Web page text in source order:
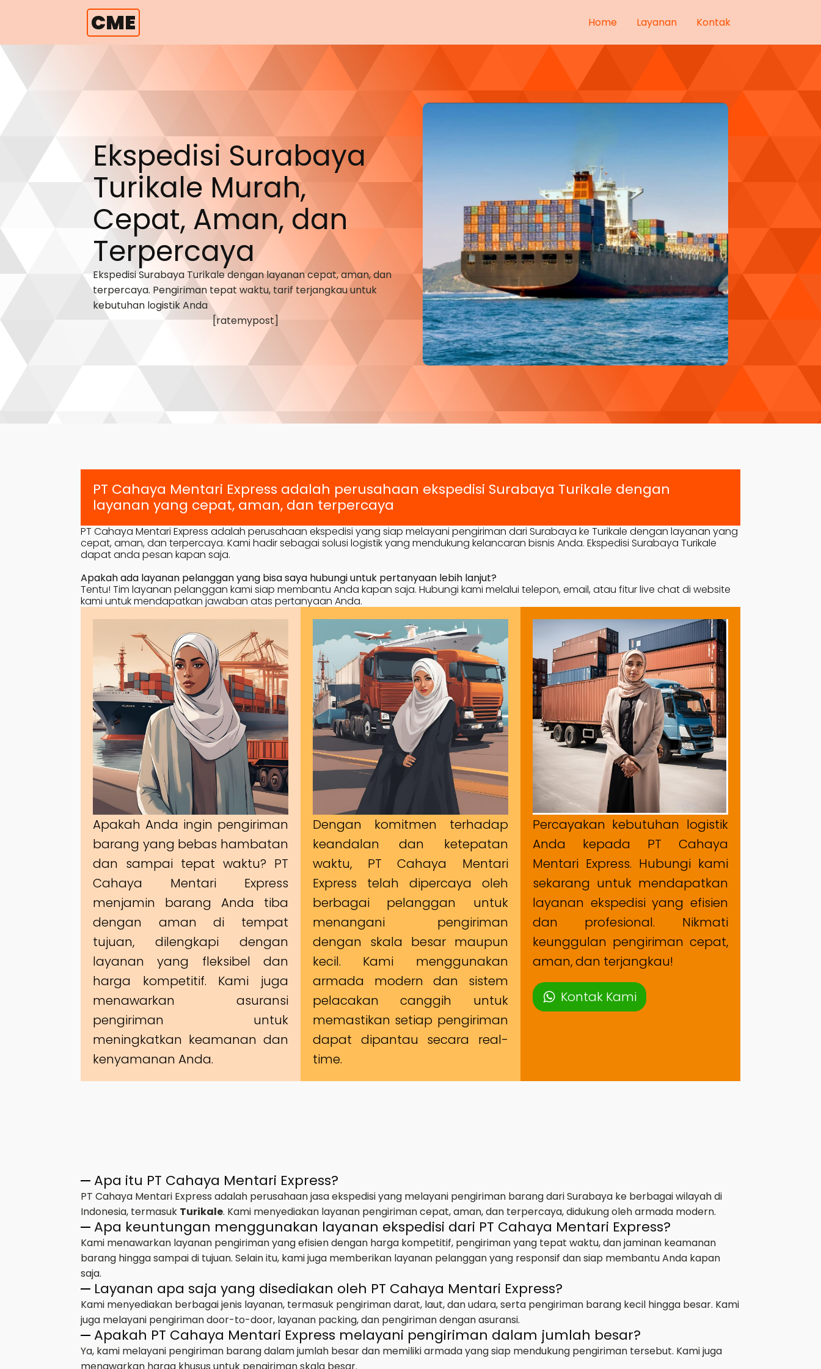
CME Home Layanan Kontak
Ekspedisi Surabaya
Turikale Murah,
Cepat, Aman, dan
Terpercaya
Ekspedisi Surabaya Turikaledengan layanan cepat, aman, dan
terpercaya. Pengiriman tepat waktu, tarif terjangkau untuk
kebutuhan logistik Anda
[ratemypost]
PT Cahaya Mentari Express adalah perusahaan ekspedisi Surabaya Turikale dengan
layanan yang cepat, aman, dan terpercaya
PT Cahaya Mentari Express adalah perusahaan ekspedisi yang siap melayani pengiriman dari Surabaya ke Turikale dengan layanan yang
cepat, aman, dan terpercaya. Kami hadir sebagai solusi logistik yang mendukung kelancaran bisnis Anda. Ekspedisi Surabaya Turikale
dapat anda pesan kapan saja.
Apakah ada layanan pelanggan yang bisa saya hubungi untuk pertanyaan lebih lanjut?
Tentu! Tim layanan pelanggan kami siap membantu Anda kapan saja. Hubungi kami melalui telepon, email, atau fitur live chat di website
kami untuk mendapatkan jawaban atas pertanyaan Anda.
Apakah Anda ingin pengiriman
barang yang bebas hambatan
dan sampai tepat waktu? PT
Cahaya Mentari Express
menjamin barang Anda tiba
dengan aman di tempat
tujuan, dilengkapi dengan
layanan yang fleksibel dan
harga kompetitif. Kami juga
menawarkan asuransi
pengiriman untuk
meningkatkan keamanan dan
kenyamanan Anda.
Dengan komitmen terhadap
keandalan dan ketepatan
waktu, PT Cahaya Mentari
Express telah dipercaya oleh
berbagai pelanggan untuk
menangani pengiriman
dengan skala besar maupun
kecil. Kami menggunakan
armada modern dan sistem
pelacakan canggih untuk
memastikan setiap pengiriman
dapat dipantau secara real-
time.
Percayakan kebutuhan logistik
Anda kepada PT Cahaya
Mentari Express. Hubungi kami
sekarang untuk mendapatkan
layanan ekspedisi yang efisien
dan profesional. Nikmati
keunggulan pengiriman cepat,
aman, dan terjangkau!
Kontak Kami
Apa itu PT Cahaya Mentari Express?
PT Cahaya Mentari Express adalah perusahaan jasa ekspedisi yang melayani pengiriman barang dari Surabaya ke berbagai wilayah di
Indonesia, termasuk Turikale. Kami menyediakan layanan pengiriman cepat, aman, dan terpercaya, didukung oleh armada modern.
Apa keuntungan menggunakan layanan ekspedisi dari PT Cahaya Mentari Express?
Kami menawarkan layanan pengiriman yang efisien dengan harga kompetitif, pengiriman yang tepat waktu, dan jaminan keamanan
barang hingga sampai di tujuan. Selain itu, kami juga memberikan layanan pelanggan yang responsif dan siap membantu Anda kapan
saja.
Layanan apa saja yang disediakan oleh PT Cahaya Mentari Express?
Kami menyediakan berbagai jenis layanan, termasuk pengiriman darat, laut, dan udara, serta pengiriman barang kecil hingga besar. Kami
juga melayani pengiriman door-to-door, layanan packing, dan pengiriman dengan asuransi.
Apakah PT Cahaya Mentari Express melayani pengiriman dalam jumlah besar?
Ya, kami melayani pengiriman barang dalam jumlah besar dan memiliki armada yang siap mendukung pengiriman tersebut. Kami juga